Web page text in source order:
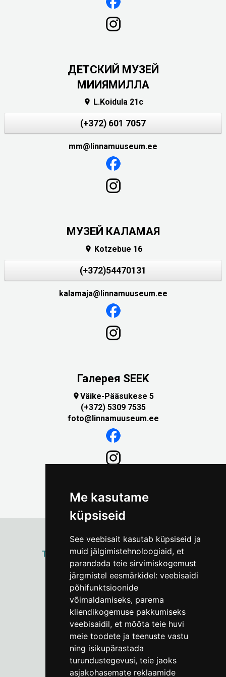
Me kasutame
küpsiseid
See veebisait kasutab küpsiseid ja
muid jälgimistehnoloogiaid, et
parandada teie sirvimiskogemust
järgmistel eesmärkidel: veebisaidi
põhifunktsioonide
võimaldamiseks, parema
kliendikogemuse pakkumiseks
veebisaidil, et mõõta teie huvi
meie toodete ja teenuste vastu
ning isikupärastada
turundustegevusi, teie jaoks
asjakohasemate reklaamide
ДЕТСКИЙ МУЗЕЙ
МИИЯМИЛЛА
 L.Koidula 21c
(+372) 601 7057
mm@linnamuuseum.ee
МУЗЕЙ КАЛАМАЯ
 Kotzebue 16
(+372)54470131
kalamaja@linnamuuseum.ee
Галерея SEEK
Väike-Pääsukese 5
(+372) 5309 7535
foto@linnamuuseum.ee
ТАЛЛИННСКИЙГОРОДСКОЙ МУЗЕЙ
Vene 17
Пн–Пт 9–17:(+372) 610 4178
info@linnamuuseum.ee